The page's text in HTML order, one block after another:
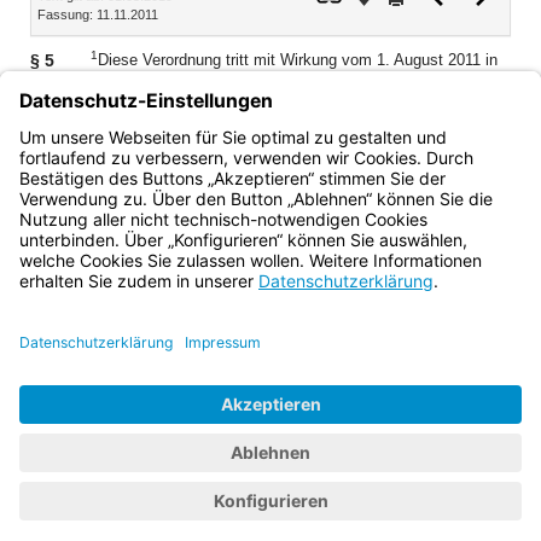
Fassung: 11.11.2011
§ 5 1 Diese Verordnung tritt mit Wirkung vom 1. August 2011 in
die Errichtung der Staatlichen Studienseminare für das
Lehramt an beruflichen Schulen vom 18. Juli 1991 (GVBl S.
320, BayRS 2038-3-4-8-1-UK) außer Kraft.
Bayern.de
BayernPortal
Impressum